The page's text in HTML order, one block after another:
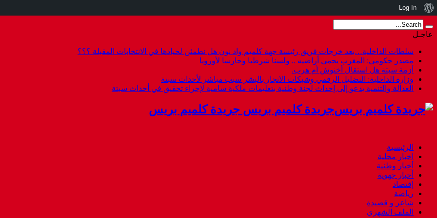
عاجـل
سلطات الداخلية…بعد خرجات فريق رئيسة جهة كلميم واد نون هل نطمئن لحيادها في الانتخابات المقبلة ؟؟؟
مصدر حكومي: المغرب يحمي أراضيه .. ولسنا شرطيا وحارسا لأوروبا
أزمة سبتة هل استقال أخنوش أم هرب.
وزارة الداخلية: التضليل الرقمي وشبكات الاتجار بالبشر سبب مباشر لأحداث سبتة
العدالة والتنمية يدعو إلى إحداث لجنة وطنية بتعليمات ملكية سامية لإجراء تحقيق في أحداث سبتة
جريدة كلميم بريس جريدة كلميم بريس
الرئيسية
اخبار محلية
أخبار وطنية
أخبار جهوية
إقتصاد
رياضة
شاعر و قصيدة
الملف الشهري
نبذة
عن
ووردبريس
Log In